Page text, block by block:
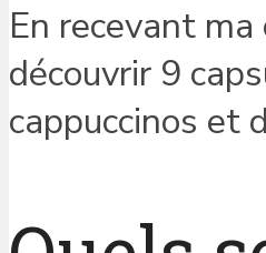
En recevant
découvrir 9
cappuccinos et